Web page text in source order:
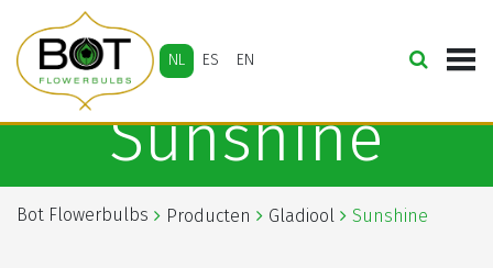
NL ES EN
Sunshine
Bot Flowerbulbs Producten Gladiool Sunshine